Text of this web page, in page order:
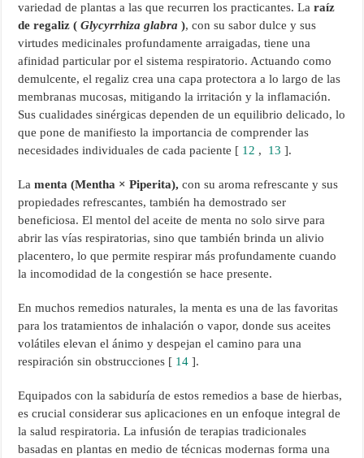
variedad de plantas a las que recurren los practicantes. Laraíz
de regaliz (Glycyrrhiza glabra ), con su sabor dulce y sus
virtudes medicinales profundamente arraigadas, tiene una
afinidad particular por el sistema respiratorio. Actuando como
demulcente, el regaliz crea una capa protectora a lo largo de las
membranas mucosas, mitigando la irritación y la inflamación.
Sus cualidades sinérgicas dependen de un equilibrio delicado, lo
que pone de manifiesto la importancia de comprender las
necesidades individuales de cada paciente [ 12 , 13 ].
Lamenta (Mentha × Piperita),con su aroma refrescante y sus
propiedades refrescantes, también ha demostrado ser
beneficiosa. El mentol del aceite de menta no solo sirve para
abrir las vías respiratorias, sino que también brinda un alivio
placentero, lo que permite respirar más profundamente cuando
la incomodidad de la congestión se hace presente.
En muchos remedios naturales, la menta es una de las favoritas
para los tratamientos de inhalación o vapor, donde sus aceites
volátiles elevan el ánimo y despejan el camino para una
respiración sin obstrucciones [ 14 ].
Equipados con la sabiduría de estos remedios a base de hierbas,
es crucial considerar sus aplicaciones en un enfoque integral de
la salud respiratoria. La infusión de terapias tradicionales
basadas en plantas en medio de técnicas modernas forma una